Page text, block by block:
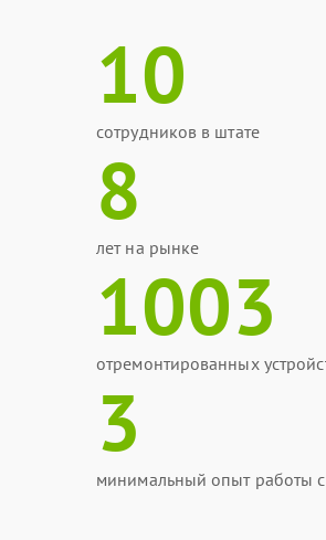
10
сотрудников в штате
8
лет на рынке
1003
отремонтированных
3
минимальный опыт работы